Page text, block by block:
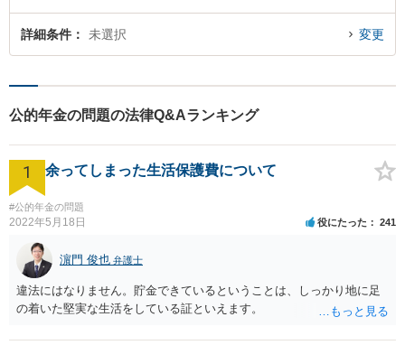
詳細条件 未選択 変更
公的年金の問題の法律Q&Aランキング
1 余ってしまった生活保護費について
#公的年金の問題
2022年5月18日 役にたった 241
濵門 俊也 弁護士
違法にはなりません。貯金できているということは、しっかり地に足
の着いた堅実な生活をしている証といえます。